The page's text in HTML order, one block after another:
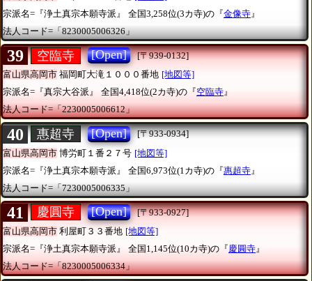
宗派名=『浄土真宗本願寺派』
全国3,258位(3カ寺)の『金像寺 』
法人コード=「8230005006326」
39 空臨寺 [Open]
[〒939-0132]
富山県高岡市 福岡町大滝１０００番地 [地図等]
宗派名=『真宗大谷派』
全国4,418位(2カ寺)の『空臨寺』
法人コード=「2230005006612」
40 惠超寺 [Open]
[〒933-0934]
富山県高岡市 博労町１番２７号 [地図等]
宗派名=『浄土真宗本願寺派』
全国6,973位(1カ寺)の『惠超寺 』
法人コード=「7230005006335」
41 慶圓寺 [Open]
[〒933-0927]
富山県高岡市 利屋町３３番地 [地図等]
宗派名=『浄土真宗本願寺派』
全国1,145位(10カ寺)の『慶圓寺 』
法人コード=「8230005006334」